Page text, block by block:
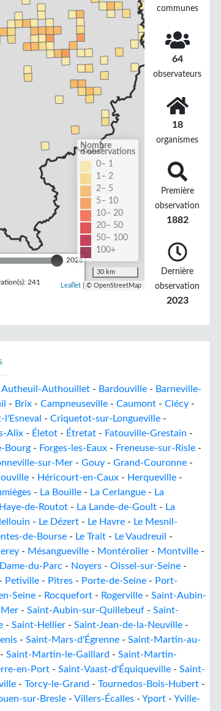
2026
241
Nombre
d'observations
0– 1
1– 2
2– 5
5– 10
10– 20
20– 50
50– 100
100+
30 km
Leaflet| © OpenStreetMap
communes
64
observateurs
18
organismes
Première
observation
1882
Dernière
observation
2023
Autheuil-Authouillet - Bardouville - Barneville-
- Brix - Campneuseville - Caumont - Clécy -
- Criquetot-sur-Longueville -
Alix - Életot - Étretat - Fatouville-Grestain -
Bourg - Forges-les-Eaux - Freneuse-sur-Risle -
sur-Mer - Gouy - Grand-Couronne -
- Héricourt-en-Caux - Herqueville -
- La Bouille - La Cerlangue - La
de-Routot - La Lande-de-Goult - La
- Le Dézert - Le Havre - Le Mesnil-
de-Bourse - Le Trait - Le Vaudreuil
-
- Mésangueville - Montérolier - Montville -
du-Parc - Noyers - Oissel-sur-Seine -
Petiville - Pîtres - Porte-de-Seine - Port-
Seine - Rocquefort - Rogerville - Saint-Aubin-
- Saint-Aubin-sur-Quillebeuf - Saint-
- Saint-Hellier - Saint-Jean-de-la-Neuville -
- Saint-Mars-d'Égrenne - Saint-Martin-au-
Saint-Martin-le-Gaillard - Saint-Martin-
en-Port - Saint-Vaast-d'Équiqueville - Saint-
- Torcy-le-Grand - Tournedos-Bois-Hubert -
sur-Bresle - Villers-Écalles - Yport - Yville-